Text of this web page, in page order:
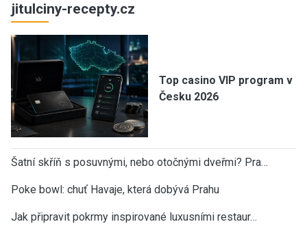
jitulciny-recepty.cz
Top casino VIP program v
Česku 2026
Šatní skříň s posuvnými, nebo otočnými dveřmi? Pra…
Poke bowl: chuť Havaje, která dobývá Prahu
Jak připravit pokrmy inspirované luxusními restaur…